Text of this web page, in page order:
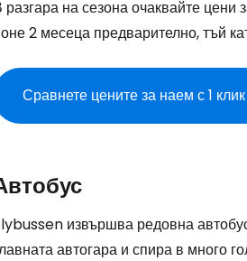
разгара на сезона очаквайте
2 месеца предварително, тъй
Сравнете цените за наем с 1 клик
извършва редовна
автогара и спира в много
... световната